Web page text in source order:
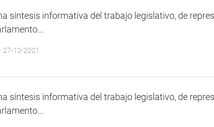
síntesis informativa del trabajo legislativo, de
27-12-2021
síntesis informativa del trabajo legislativo, de